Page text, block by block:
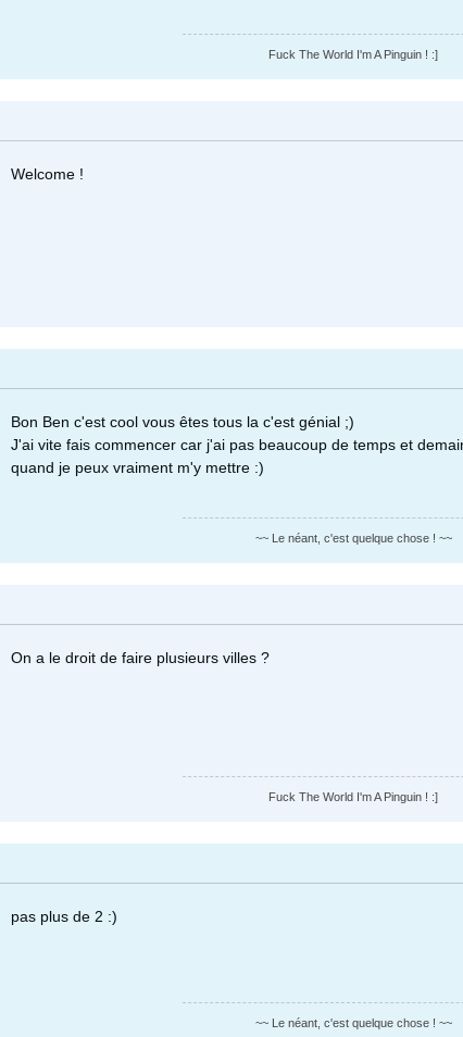
Fuck The World I'm A Pinguin ! :]
Welcome !
Bon Ben c'est cool vous êtes tous la c'est génial ;)
J'ai vite fais commencer car j'ai pas beaucoup de temps et
quand je peux vraiment m'y mettre :)
~~ Le néant, c'est quelque chose ! ~~
On a le droit de faire plusieurs villes ?
Fuck The World I'm A Pinguin ! :]
pas plus de 2 :)
~~ Le néant, c'est quelque chose ! ~~